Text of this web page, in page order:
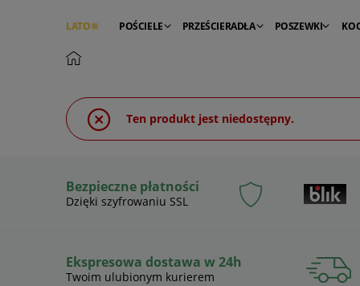
LATO POŚCIELE PRZEŚCIERADŁA POSZEWKI
PREMIUM
Ten produkt jest niedostępny.
Bezpieczne płatności
Dzięki szyfrowaniu SSL
Ekspresowa dostawa w 24h
Twoim ulubionym kurierem